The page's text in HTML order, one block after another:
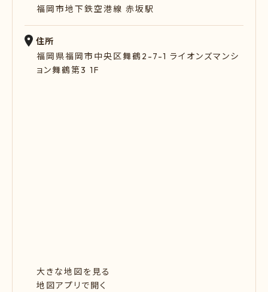
福岡市地下鉄空港線 赤坂駅
住所
福岡県福岡市中央区舞鶴2-7-1 ライオンズマンシ
ョン舞鶴第3 1F
大きな地図を見る
地図アプリで開く